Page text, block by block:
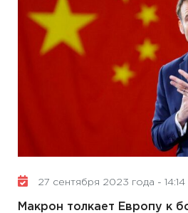
27 сентября 2023 года - 14:14
Макрон толкает Европу к